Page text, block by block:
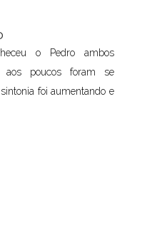
o Pedro ambos
aos poucos foram se
foi aumentando e